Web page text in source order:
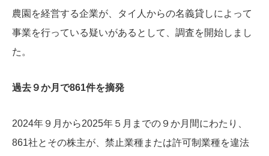
農園を経営する企業が、タイ人からの名義貸しによって
事業を行っている疑いがあるとして、調査を開始しまし
た。
過去９か月で861件を摘発
2024年９月から2025年５月までの９か月間にわたり、
861社とその株主が、禁止業種または許可制業種を違法